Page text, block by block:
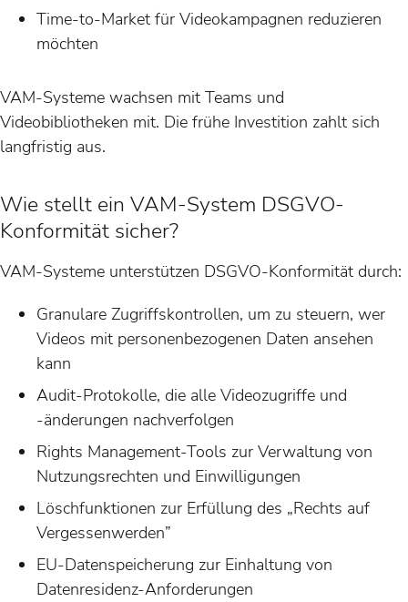
Time-to-Market für Videokampagnen reduzieren
möchten
VAM-Systeme wachsen mit Teams und
Videobibliotheken mit. Die frühe Investition zahlt sich
langfristig aus.
Wie stellt ein VAM-System DSGVO-
Konformität sicher?
VAM-Systeme unterstützen DSGVO-Konformität durch:
Granulare Zugriffskontrollen, um zu steuern, wer
Videos mit personenbezogenen Daten ansehen
kann
Audit-Protokolle, die alle Videozugriffe und
-änderungen nachverfolgen
Rights Management-Tools zur Verwaltung von
Nutzungsrechten und Einwilligungen
Löschfunktionen zur Erfüllung des „Rechts auf
Vergessenwerden”
EU-Datenspeicherung zur Einhaltung von
Datenresidenz-Anforderungen